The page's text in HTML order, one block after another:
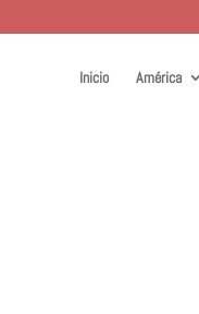
Inicio América